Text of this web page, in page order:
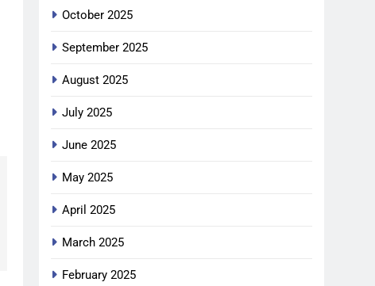
October 2025
September 2025
August 2025
July 2025
June 2025
May 2025
April 2025
March 2025
February 2025